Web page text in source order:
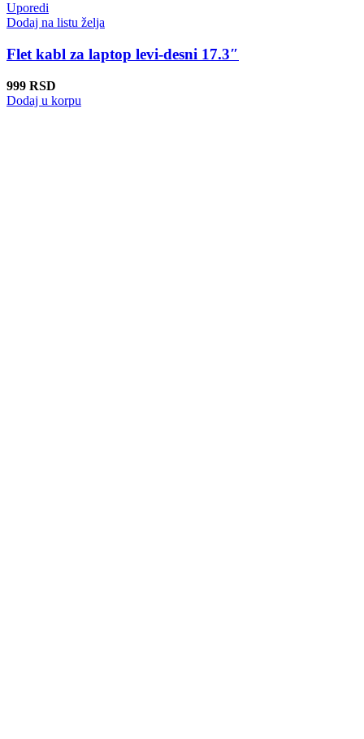
Uporedi
Dodaj na listu želja
Flet kabl za laptop levi-desni 17.3″
999 RSD
Dodaj u korpu